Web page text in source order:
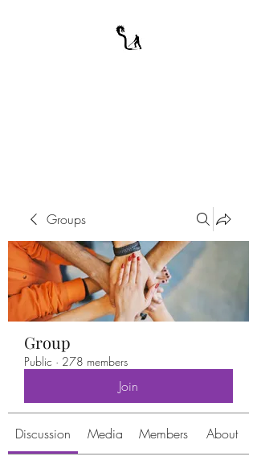
Groups
Group
Public · 278 members
Join
Discussion Media Members About